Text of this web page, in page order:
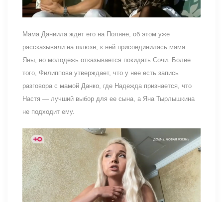
Мама Даниила ждет его на Поляне, об этом уже
рассказывали на шлюзе; к ней присоединилась мама
Яны, но молодежь отказывается покидать Сочи. Более
того, Филиппова утверждает, что у нее есть запись
разговора с мамой Данко, где Надежда признается, что
Настя — лучший выбор для ее сына, а Яна Тырлышкина
не подходит ему.